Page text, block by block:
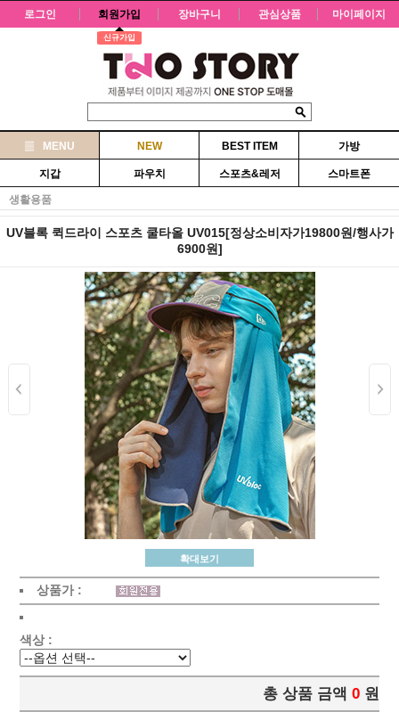
로그인 회원가입
신규가입
장바구니 관심상품 마이페이지
MENU NEW BEST ITEM 가방
지갑 파우치 스포츠&레저 스마트폰
생활용품
UV블록 퀵드라이 스포츠 쿨타올 UV015[정상소비자가19800원/행사가
6900원]
확대보기
상품가 :
색상 :
총 상품 금액 0 원